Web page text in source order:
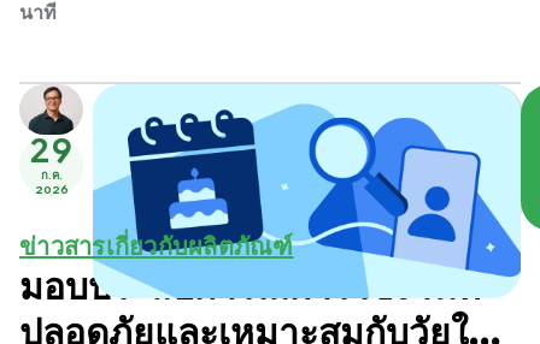
นาที
29
ก.ค.
2026
ข่าวสารเกี่ยวกับผลิตภัณฑ์
มอบประสบการณ์การใช้งานที่
ปลอดภัยและเหมาะสมกับวัยใน